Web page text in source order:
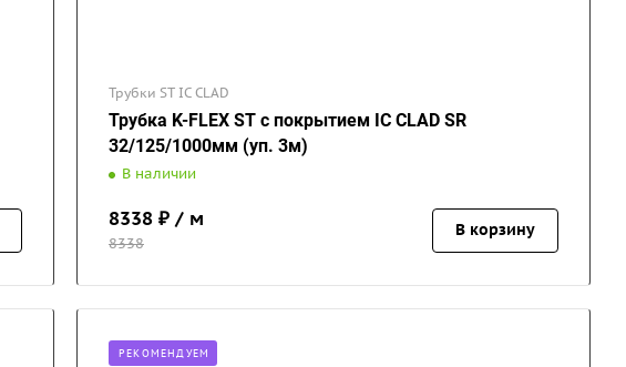
Трубки ST IC CLAD
Трубка K-FLEX ST с покрытием IC CLAD SR
32/125/1000мм (уп. 3м)
В наличии
8338 ₽ / м
8338
В корзину
РЕКОМЕНДУЕМ